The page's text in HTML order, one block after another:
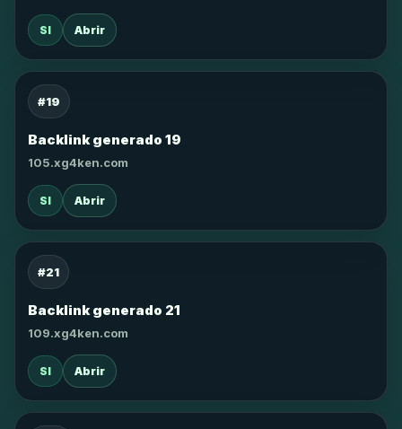
SI Abrir
#19
Backlink generado 19
105.xg4ken.com
SI Abrir
#21
Backlink generado 21
109.xg4ken.com
SI Abrir